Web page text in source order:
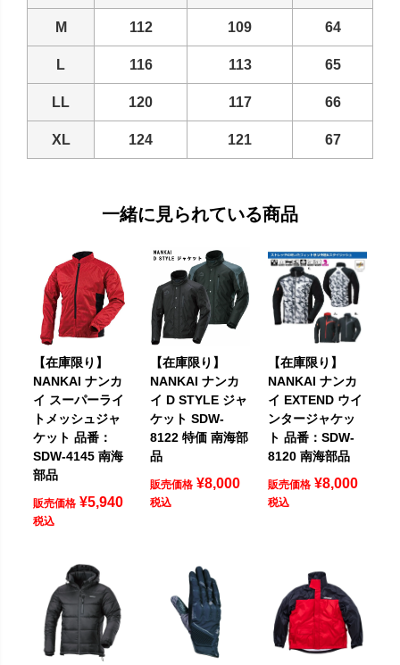
M 112 109 64
L 116 113 65
LL 120 117 66
XL 124 121 67
一緒に見られている商品
【在庫限り】
NANKAI ナンカ
イ スーパーライ
トメッシュジャ
ケット 品番：
SDW-4145 南海
部品
販売価格 ¥5,940
税込
【在庫限り】
NANKAI ナンカ
イ D STYLE ジャ
ケット SDW-
8122 特価 南海部
品
販売価格 ¥8,000
税込
【在庫限り】
NANKAI ナンカ
イ EXTEND ウイ
ンタージャケッ
ト 品番：SDW-
8120 南海部品
販売価格 ¥8,000
税込